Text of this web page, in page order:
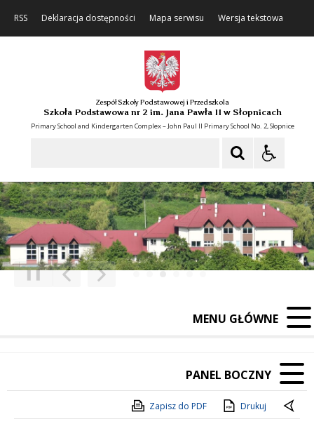
RSS Deklaracja dostępności Mapa serwisu Wersja tekstowa
Zespół Szkoły Podstawowej i Przedszkola
Szkoła Podstawowa nr 2 im. Jana Pawła II w Słopnicach
Primary School and Kindergarten Complex – John Paul II Primary School No. 2, Słopnice
Poprzedni Element
Następny Element
❚❚
MENU GŁÓWNE
PANEL BOCZNY
Zapisz do PDF Drukuj